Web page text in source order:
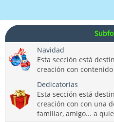
Navidad
Esta sección está
creación con
Dedicatorias
Esta sección está
creación con con una
familiar, amigo... a